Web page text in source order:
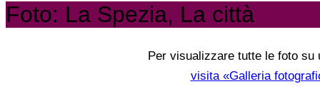
Foto: La Spezia, La città
Per visualizzare tutte le foto su
visita «Galleria